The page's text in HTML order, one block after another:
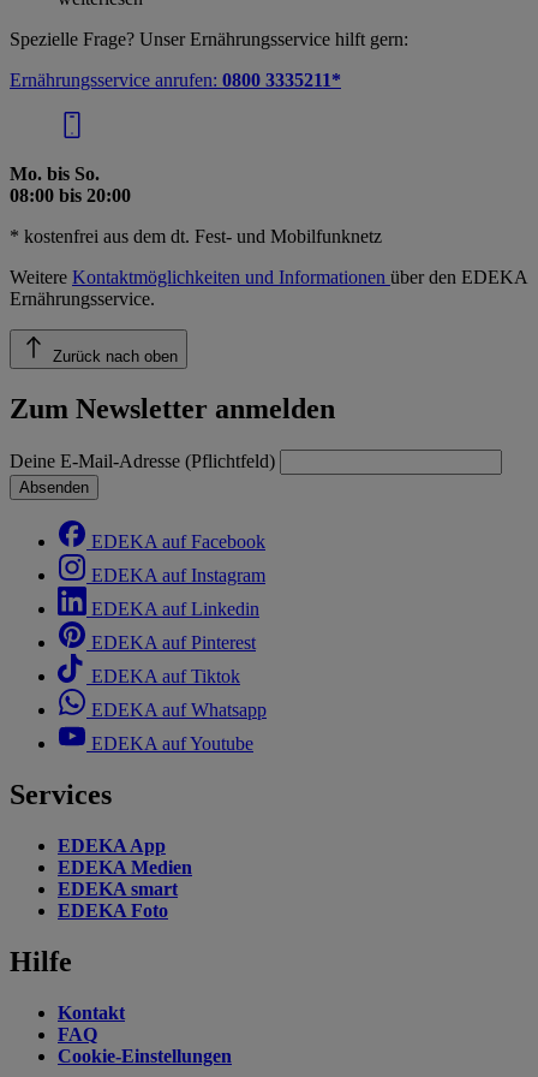
Spezielle Frage? Unser Ernährungsservice hilft gern:
Ernährungsservice anrufen: 0800 3335211*
Mo. bis So.
08:00 bis 20:00
* kostenfrei aus dem dt. Fest- und Mobilfunknetz
Weitere Kontaktmöglichkeiten und Informationen über den EDEKA
Ernährungsservice.
Zurück nach oben
Zum Newsletter anmelden
Deine E-Mail-Adresse (Pflichtfeld)
Absenden
EDEKA auf Facebook
EDEKA auf Instagram
EDEKA auf Linkedin
EDEKA auf Pinterest
EDEKA auf Tiktok
EDEKA auf Whatsapp
EDEKA auf Youtube
Services
EDEKA App
EDEKA Medien
EDEKA smart
EDEKA Foto
Hilfe
Kontakt
FAQ
Cookie-Einstellungen